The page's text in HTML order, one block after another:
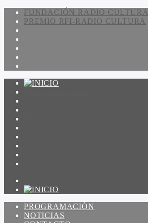
FUNDACIÓN RADIO CULTURA
PREMIO RFI-RADIO CULTURA
PROGRAMACIÓN
NOTICIAS